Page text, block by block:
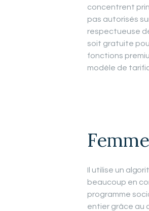
concentrent
pas autorisés
respectueuse
soit gratuite
fonctions
modèle de
Il utilise un
beaucoup en
programme
entier grâce au